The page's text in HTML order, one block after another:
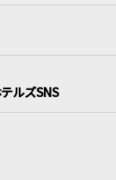
ルズSNS